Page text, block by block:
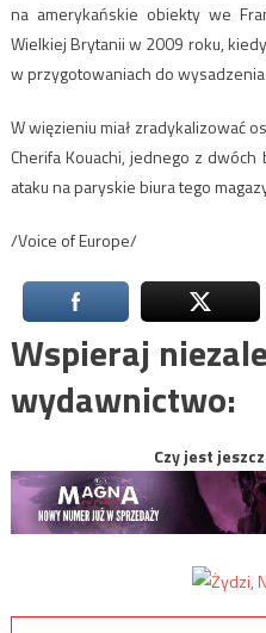
na amerykańskie obiekty we
Wielkiej Brytanii w 2009 roku,
w przygotowaniach do
W więzieniu miał zradykalizować
Cherifa Kouachi, jednego z
ataku na paryskie biura tego
/Voice of Europe/
Wspieraj
wydawnictwo:
Czy jest